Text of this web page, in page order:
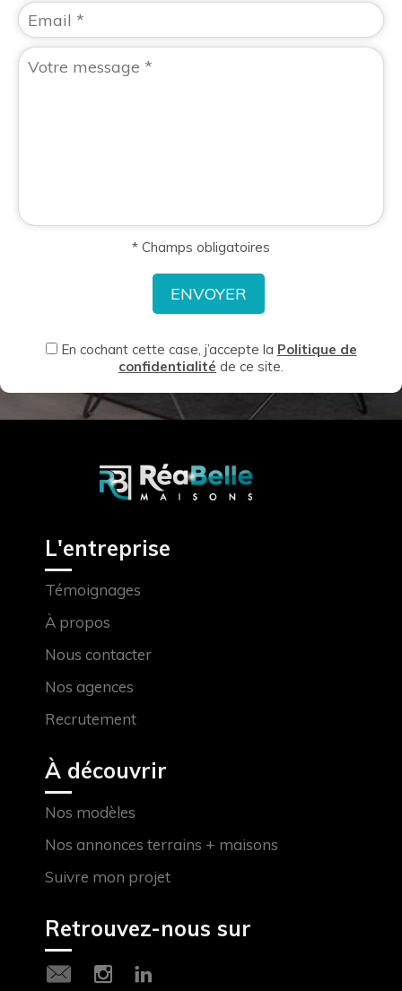
* Champs obligatoires
En cochant cette case, j’accepte la Politique de
confidentialité de ce site.
L'entreprise
Témoignages
À propos
Nous contacter
Nos agences
Recrutement
À découvrir
Nos modèles
Nos annonces terrains + maisons
Suivre mon projet
Retrouvez-nous sur